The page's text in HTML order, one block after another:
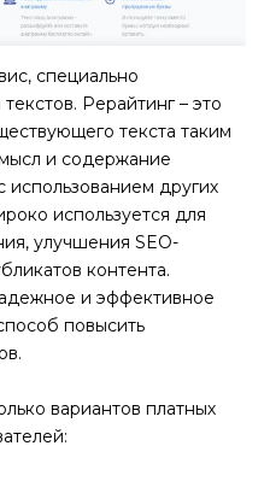
специально
Рерайтинг – это
текста таким
и содержание
использованием других
используется для
улучшения SEO-
контента.
и эффективное
повысить
вариантов платных